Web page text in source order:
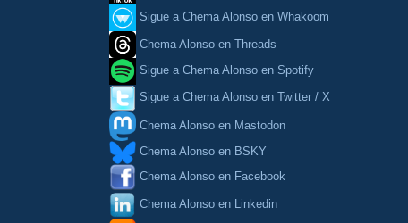
Sigue a Chema Alonso en Whakoom
Chema Alonso en Threads
Sigue a Chema Alonso en Spotify
Sigue a Chema Alonso en Twitter / X
Chema Alonso en Mastodon
Chema Alonso en BSKY
Chema Alonso en Facebook
Chema Alonso en Linkedin